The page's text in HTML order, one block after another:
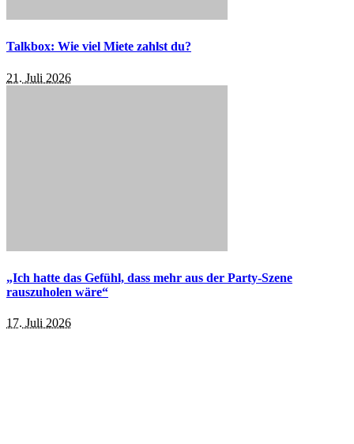
Talkbox: Wie viel Miete zahlst du?
21. Juli 2026
„Ich hatte das Gefühl, dass mehr aus der Party-Szene
rauszuholen wäre“
17. Juli 2026